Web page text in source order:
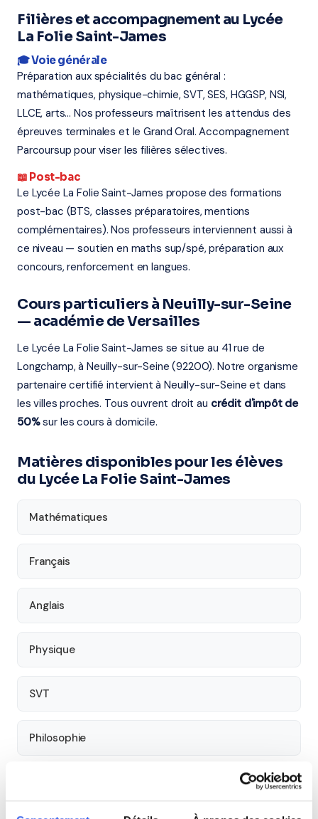
Filières et accompagnement au Lycée
La Folie Saint-James
🎓 Voie générale
Préparation aux spécialités du bac général :
mathématiques, physique-chimie, SVT, SES, HGGSP, NSI,
LLCE, arts... Nos professeurs maîtrisent les attendus des
épreuves terminales et le Grand Oral. Accompagnement
Parcoursup pour viser les filières sélectives.
📖 Post-bac
Le Lycée La Folie Saint-James propose des formations
post-bac (BTS, classes préparatoires, mentions
complémentaires). Nos professeurs interviennent aussi à
ce niveau — soutien en maths sup/spé, préparation aux
concours, renforcement en langues.
Cours particuliers à Neuilly-sur-Seine
— académie de Versailles
Le Lycée La Folie Saint-James se situe au 41 rue de
Longchamp, à Neuilly-sur-Seine (92200). Notre organisme
partenaire certifié intervient à Neuilly-sur-Seine et dans
les villes proches. Tous ouvrent droit au crédit d'impôt de
50%sur les cours à domicile.
Matières disponibles pour les élèves
du Lycée La Folie Saint-James
Mathématiques
Français
Anglais
Physique
SVT
Philosophie